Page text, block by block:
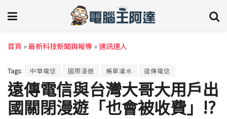
首頁 »最新科技新聞與報導 »通訊達人
Tags: 中華電信 國際漫遊 帳單灌水 遠傳電信
遠傳電信與台灣大哥大用戶出
國關閉漫遊「也會被收費」!?